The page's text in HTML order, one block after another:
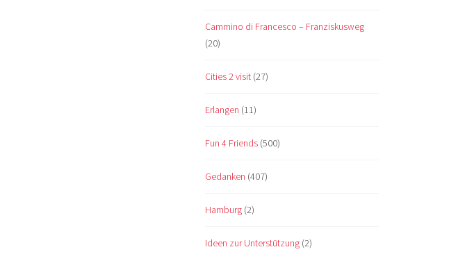
Cammino di Francesco – Franziskusweg
(20)
Cities 2 visit (27)
Erlangen (11)
Fun 4 Friends (500)
Gedanken (407)
Hamburg (2)
Ideen zur Unterstützung (2)